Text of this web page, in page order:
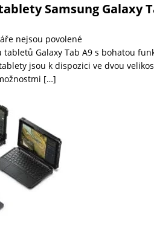
Samsung Galaxy
nejsou povolené
Galaxy Tab A9 s bohatou
jsou k dispozici ve dvou
[…]